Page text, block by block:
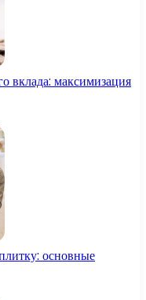
вклада: максимизация
основные